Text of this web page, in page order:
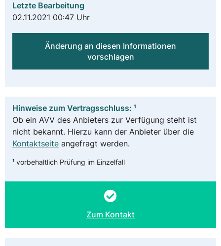
Letzte Bearbeitung
02.11.2021 00:47 Uhr
Änderung an diesen Informationen
vorschlagen
Hinweise zum Vertragsschluss: ¹
Ob ein AVV des Anbieters zur Verfügung steht ist
nicht bekannt. Hierzu kann der Anbieter über die
Kontaktseite angefragt werden.
¹ vorbehaltlich Prüfung im Einzelfall
Zum Kontakt